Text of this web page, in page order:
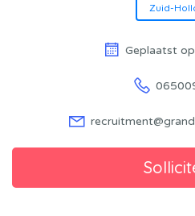
Zuid-
Geplaatst